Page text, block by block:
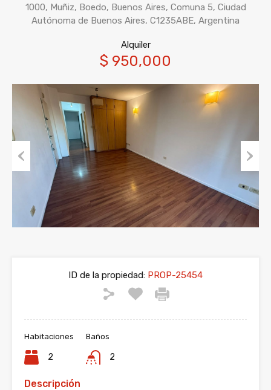
1000, Muñiz, Boedo, Buenos Aires, Comuna 5, Ciudad
Autónoma de Buenos Aires, C1235ABE, Argentina
Alquiler
$ 950,000
ID de la propiedad: PROP-25454
Habitaciones
2
Baños
2
Descripción